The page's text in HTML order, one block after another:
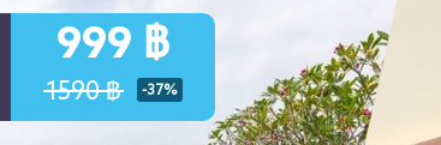
999 ฿
1590 ฿ -37%